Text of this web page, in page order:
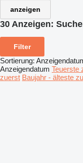
anzeigen
30 Anzeigen:
Filter
Sortierung:
Anzeigendatum Teuerste
zuerst Baujahr - älteste